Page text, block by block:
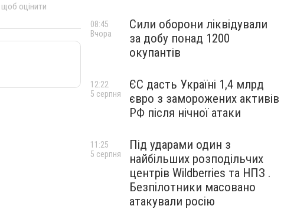
щоб оцінити
Сили оборони ліквідували
за добу понад 1200
окупантів
08:45
Вчора
ЄС дасть Україні 1,4 млрд
євро з заморожених активів
РФ після нічної атаки
12:22
5 серпня
Під ударами один з
найбільших розподільчих
центрів Wildberries та НПЗ .
Безпілотники масовано
атакували росію
11:25
5 серпня